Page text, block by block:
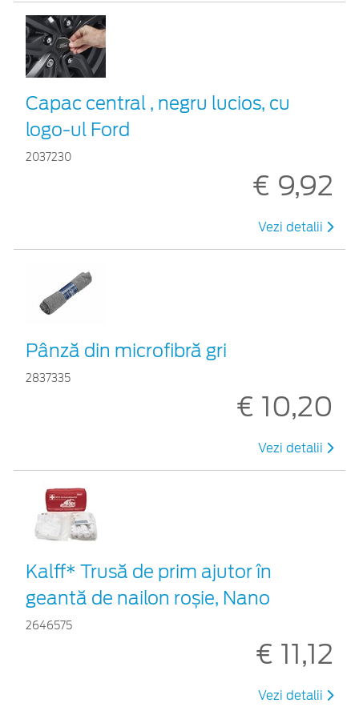
Capac central , negru lucios, cu
logo-ul Ford
2037230
€ 9,92
Vezi detalii
Pânză din microfibră gri
2837335
€ 10,20
Vezi detalii
Kalff* Trusă de prim ajutor în
geantă de nailon roșie, Nano
2646575
€ 11,12
Vezi detalii